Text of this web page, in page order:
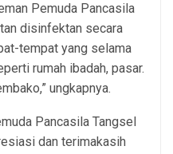
Pemuda Pancasila
disinfektan secara
tempat yang selama
rumah ibadah, pasar.
ungkapnya.
Pancasila Tangsel
dan terimakasih